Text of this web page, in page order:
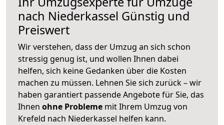
nach Niederkassel Günstig und
Preiswert
Wir verstehen, dass der Umzug an sich schon
stressig genug ist, und wollen Ihnen dabei
helfen, sich keine Gedanken über die Kosten
machen zu müssen. Lehnen Sie sich zurück – wir
haben garantiert passende Angebote für Sie, das
Ihnen ohne Probleme mit Ihrem Umzug von
Krefeld nach Niederkassel helfen kann.